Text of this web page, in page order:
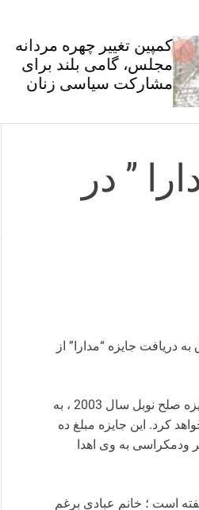
تغییر چهره مردانه
گامی بلند برای
سیاسی زنان
” در
دریافت جایزه “مدارا” از
به نوشته این روزنامه آلمانی خانم عبادی که پیش از این به عنوان اولین زن مسلمان جایزه صلح نوبل سال 2003 ، به
کرد. این جایزه مبلغ ده
ودمکراسی به وی اهدا
است ؛ خانم عبادی برغم